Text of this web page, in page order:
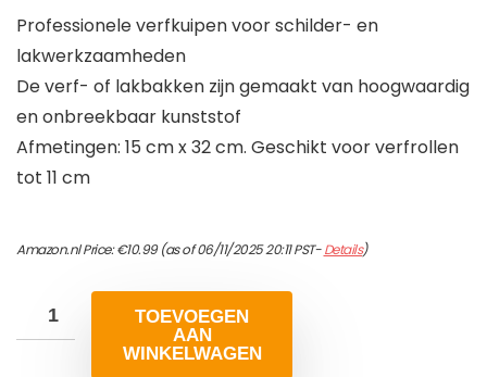
Professionele verfkuipen voor schilder- en
lakwerkzaamheden
De verf- of lakbakken zijn gemaakt van hoogwaardig
en onbreekbaar kunststof
Afmetingen: 15 cm x 32 cm. Geschikt voor verfrollen
tot 11 cm
Amazon.nl Price:€10.99(as of 06/11/2025 20:11 PST-Details)
TOEVOEGEN
AAN
WINKELWAGEN